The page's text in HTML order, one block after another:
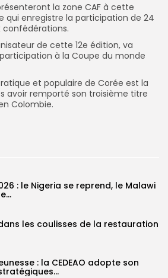
la zone CAF à cette
qui enregistre la participation de 24
confédérations.
de cette 12e édition, va
à la Coupe du monde
et populaire de Corée est la
avoir remporté son troisième titre
Colombie.
: le Nigeria se reprend, le Malawi
les coulisses de la restauration
: la CEDEAO adopte son